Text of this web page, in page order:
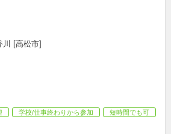
川 [高松市]
学校/仕事終わりから参加
短時間でも可